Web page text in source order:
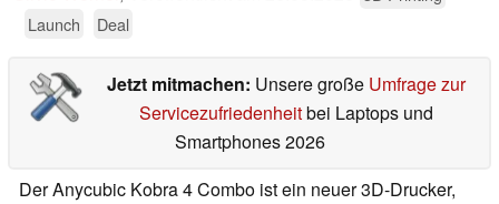
Launch
Deal
Jetzt mitmachen: Unsere große Umfrage zur
Servicezufriedenheitbei Laptops und
Smartphones 2026
Der Anycubic Kobra 4 Combo ist ein neuer 3D-Drucker,